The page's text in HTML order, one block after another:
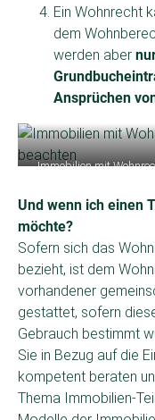
Ein Wohnrecht
dem
werden aber
Ansprüchen
Immobilien mit
Und wenn ich einen
möchte?
Sofern sich das
bezieht, ist dem
vorhandener
gestattet, sofern
Gebrauch bestimmt
Sie in Bezug auf die
kompetent beraten
Thema Immobilien-